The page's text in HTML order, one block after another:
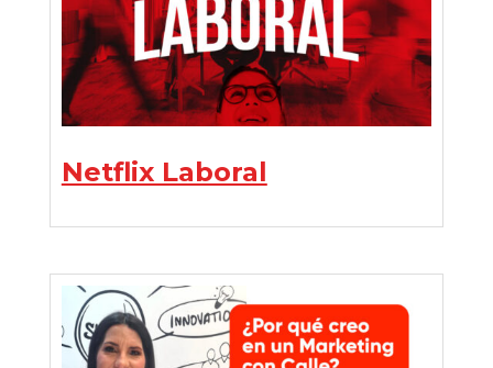
Netflix Laboral